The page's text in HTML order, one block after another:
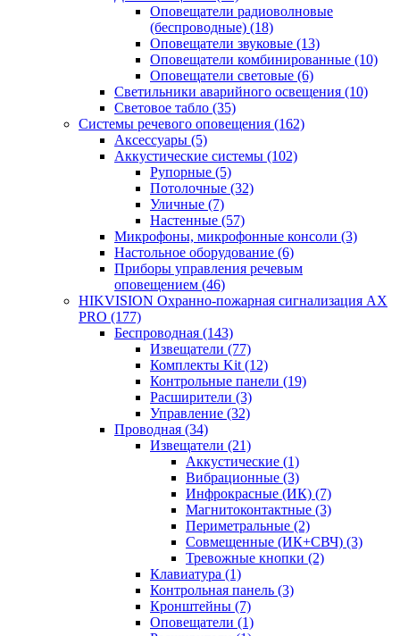
Оповещатели радиоволновые
(беспроводные) (18)
Оповещатели звуковые (13)
Оповещатели комбинированные (10)
Оповещатели световые (6)
Светильники аварийного освещения (10)
Световое табло (35)
Системы речевого оповещения (162)
Аксессуары (5)
Аккустические системы (102)
Рупорные (5)
Потолочные (32)
Уличные (7)
Настенные (57)
Микрофоны, микрофонные консоли (3)
Настольное оборудование (6)
Приборы управления речевым
оповещением (46)
HIKVISION Охранно-пожарная сигнализация AX
PRO (177)
Беспроводная (143)
Извещатели (77)
Комплекты Kit (12)
Контрольные панели (19)
Расширители (3)
Управление (32)
Проводная (34)
Извещатели (21)
Аккустические (1)
Вибрационные (3)
Инфрокрасные (ИК) (7)
Магнитоконтактные (3)
Периметральные (2)
Совмещенные (ИК+СВЧ) (3)
Тревожные кнопки (2)
Клавиатура (1)
Контрольная панель (3)
Кронштейны (7)
Оповещатели (1)